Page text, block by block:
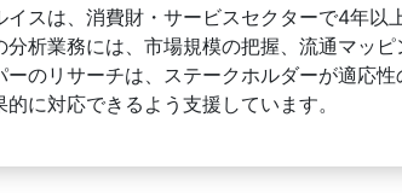
イスは、消費財・サービスセクターで4年以
分析業務には、市場規模の把握、流通マッ
ーのリサーチは、ステークホルダーが適応
に対応できるよう支援しています。